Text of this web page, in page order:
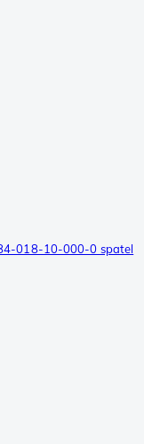
018-10-000-0 spatel